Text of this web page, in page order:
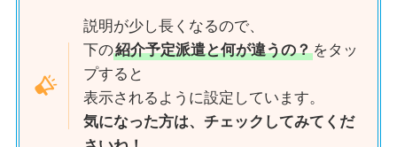
説明が少し長くなるので、
下の紹介予定派遣と何が違うの？をタッ
プすると
表示されるように設定しています。
気になった方は、チェックしてみてくだ